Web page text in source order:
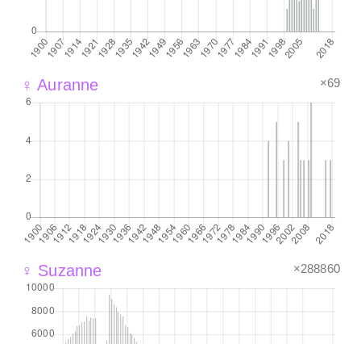
♀ Auranne ×69
♀ Suzanne ×288860